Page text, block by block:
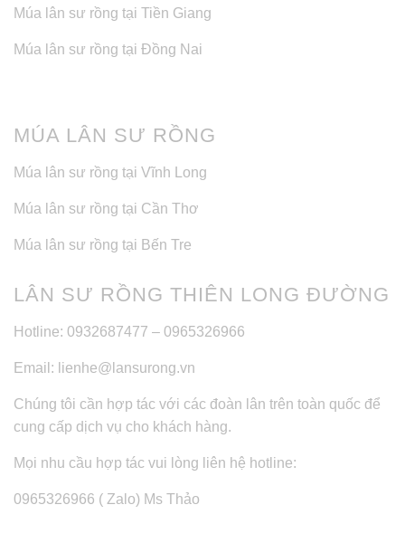
Múa lân sư rồng tại Tiền Giang
Múa lân sư rồng tại Đồng Nai
MÚA LÂN SƯ RỒNG
Múa lân sư rồng tại Vĩnh Long
Múa lân sư rồng tại Cần Thơ
Múa lân sư rồng tại Bến Tre
LÂN SƯ RỒNG THIÊN LONG ĐƯỜNG
Hotline: 0932687477 – 0965326966
Email: lienhe@lansurong.vn
Chúng tôi cần hợp tác với các đoàn lân trên toàn quốc để
cung cấp dịch vụ cho khách hàng.
Mọi nhu cầu hợp tác vui lòng liên hệ hotline:
0965326966 ( Zalo) Ms Thảo